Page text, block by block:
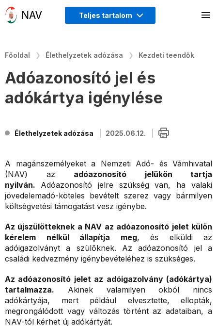
Teljes tartalom
Főoldal Élethelyzetek adózása Kezdeti teendők
Adóazonosító jel és
adókártya igénylése
Élethelyzetek adózása 2025.06.12.
A magánszemélyeket a Nemzeti Adó- és Vámhivatal
(NAV) az adóazonosító jelükön tartja
nyilván. Adóazonosító jelre szükség van, ha valaki
jövedelemadó-köteles bevételt szerez vagy bármilyen
költségvetési támogatást vesz igénybe.
Az újszülötteknek a NAV az adóazonosító jelet külön
kérelem nélkül állapítja meg, és elküldi az
adóigazolványt a szülőknek. Az adóazonosító jel a
családi kedvezmény igénybevételéhez is szükséges.
Az adóazonosító jelet az adóigazolvány (adókártya)
tartalmazza. Akinek valamilyen okból nincs
adókártyája, mert például elvesztette, ellopták,
megrongálódott vagy változás történt az adataiban, a
NAV-tól kérhet új adókártyát.